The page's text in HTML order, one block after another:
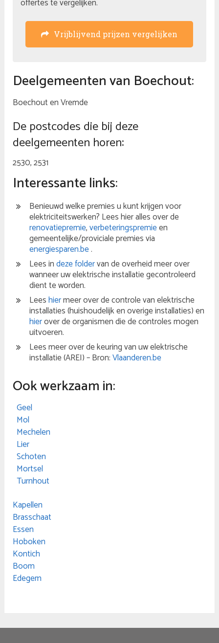
offertes te vergelijken.
Vrijblijvend prijzen vergelijken
Deelgemeenten van Boechout:
Boechout en Vremde
De postcodes die bij deze
deelgemeenten horen:
2530, 2531
Interessante links:
Benieuwd welke premies u kunt krijgen voor
elektriciteitswerken? Lees hier alles over de
renovatiepremie,verbeteringspremieen
gemeentelijke/proviciale premies via
energiesparen.be.
Lees indeze foldervan de overheid meer over
wanneer uw elektrische installatie gecontroleerd
dient te worden.
Leeshiermeer over de controle van elektrische
installaties (huishoudelijk en overige installaties) en
hierover de organismen die de controles mogen
uitvoeren.
Lees meer over de keuring van uw elektrische
installatie (AREI) – Bron:Vlaanderen.be
Ook werkzaam in:
Geel
Mol
Mechelen
Lier
Schoten
Mortsel
Turnhout
Kapellen
Brasschaat
Essen
Hoboken
Kontich
Boom
Edegem